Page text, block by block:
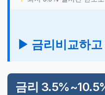
▶ 금리비교하고
금리